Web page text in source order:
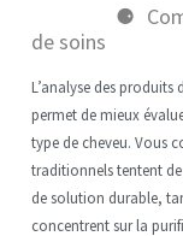
de soins
L’analyse des
permet de mieux
type de cheveu. Vous
traditionnels tentent
de solution durable,
concentrent sur la